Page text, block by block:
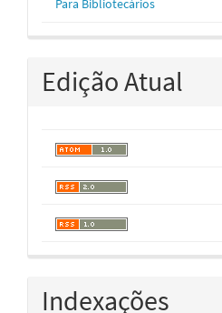
Para Bibliotecários
Edição Atual
Indexações